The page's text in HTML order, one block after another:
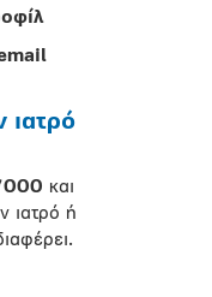
ιατρό
και
ιατρό ή